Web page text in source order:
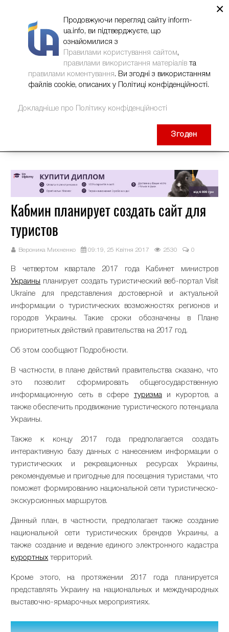
Кабмин планирует создать сайт для
туристов
Вероника Михненко 09:19, 25 Квітня 2017 2530 0
В четвертом квартале 2017 года Кабинет министров
Украины планирует создать туристический веб-портал Visit
Ukraine для представления достоверной и актуальной
информации о туристических возможностях регионов и
городов Украины. Такие сроки обозначены в Плане
приоритетных действий правительства на 2017 год.
Об этом сообщают Подробности.
В частности, в плане действий правительства сказано, что
это позволит сформировать общегосударственную
информационную сеть в сфере туризмаи курортов, а
также обеспечить продвижение туристического потенциала
Украины.
Также к концу 2017 года предполагается создать
интерактивную базу данных с нанесением информации о
туристических и рекреационных ресурсах Украины,
рекомендуемые и пригодные для посещения туристами, что
поможет формированию национальной сети туристическо-
экскурсионных маршрутов.
Данный план, в частности, предполагает также создание
национальной сети туристических брендов Украины, а
также создание и ведение единого электронного кадастра
курортных территорий.
Кроме этого, на протяжении 2017 года планируется
представлять Украину на национальных и международных
выставочно-ярмарочных мероприятиях.
×
Продовжуючи перегляд сайту inform-
ua.info, ви підтверджуєте, що
ознайомилися з
Правилами користування сайтом,
правилами використання матеріалів та
правилами коментування. Ви згодні з використанням
файлів cookie, описаних у Політиці конфіденційності.
Докладніше про Політику конфіденційності
Згоден